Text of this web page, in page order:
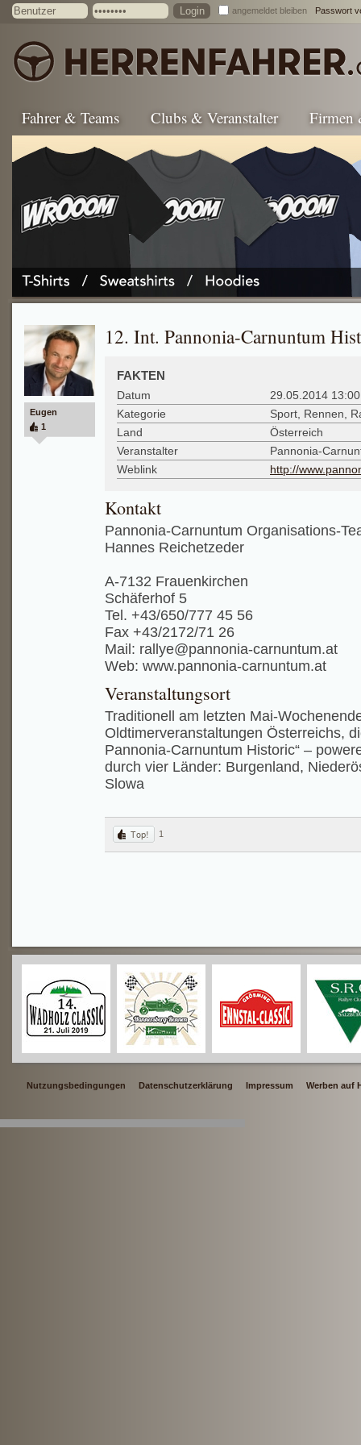
angemeldet bleiben Passwort
Fahrer & Teams Clubs & Veranstalter Firmen
Eugen
1
12. Int. Pannonia-Carnuntum
FAKTEN
Datum
29.05.2014
Kategorie
Sport, Rennen,
Land
Österreich
Veranstalter
Pannonia-
Weblink
http://
Kontakt
Pannonia-Carnuntum Organisations-
Hannes Reichetzeder
A-7132 Frauenkirchen
Schäferhof 5
Tel. +43/650/777 45 56
Fax +43/2172/71 26
Mail: rallye@pannonia-carnuntum.at
Web: www.pannonia-carnuntum.at
Veranstaltungsort
Traditionell am letzten Mai-
Oldtimerveranstaltungen Österreichs,
Pannonia-Carnuntum Historic“ –
durch vier Länder: Burgenland,
Slowa
1
Nutzungsbedingungen Datenschutzerklärung Impressum Werben auf